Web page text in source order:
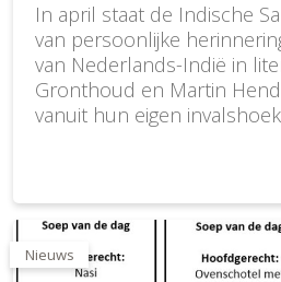
In april staat de Indische
van persoonlijke
van Nederlands-Indië in
Gronthoud en Martin
vanuit hun eigen
Nieuws